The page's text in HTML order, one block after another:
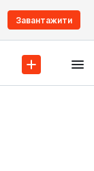
Завантажити